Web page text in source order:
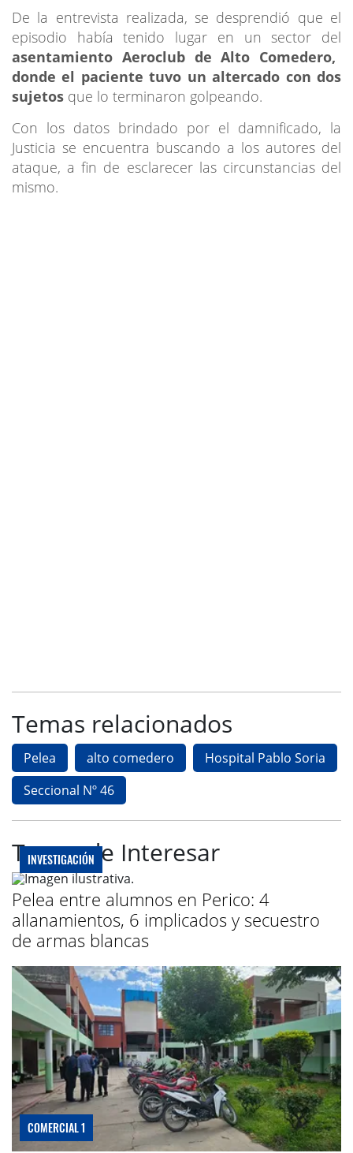
De la entrevista realizada, se desprendió que el
episodio había tenido lugar en un sector del
asentamiento Aeroclub de Alto Comedero,
donde el paciente tuvo un altercado con dos
sujetos que lo terminaron golpeando.
Con los datos brindado por el damnificado, la
Justicia se encuentra buscando a los autores del
ataque, a fin de esclarecer las circunstancias del
mismo.
Temas relacionados
Pelea alto comedero
Hospital Pablo Soria
Seccional Nº 46
Te puede Interesar
INVESTIGACIÓN
Pelea entre alumnos en Perico: 4
allanamientos, 6 implicados y secuestro
de armas blancas
COMERCIAL 1